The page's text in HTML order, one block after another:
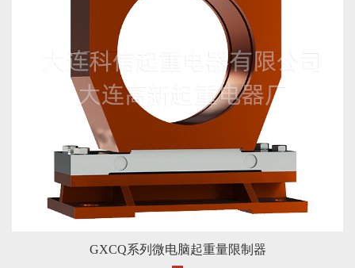
GXCQ系列微电脑起重量限制器